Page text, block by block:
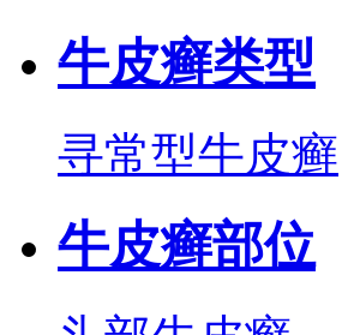
牛皮癣类型
寻常型牛皮癣
牛皮癣部位